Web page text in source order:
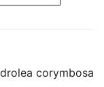
corymbosa